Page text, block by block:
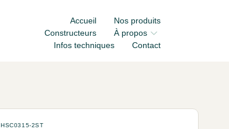
Accueil
Nos produits
Constructeurs
À propos
Infos techniques
Contact
HSC0315-2ST